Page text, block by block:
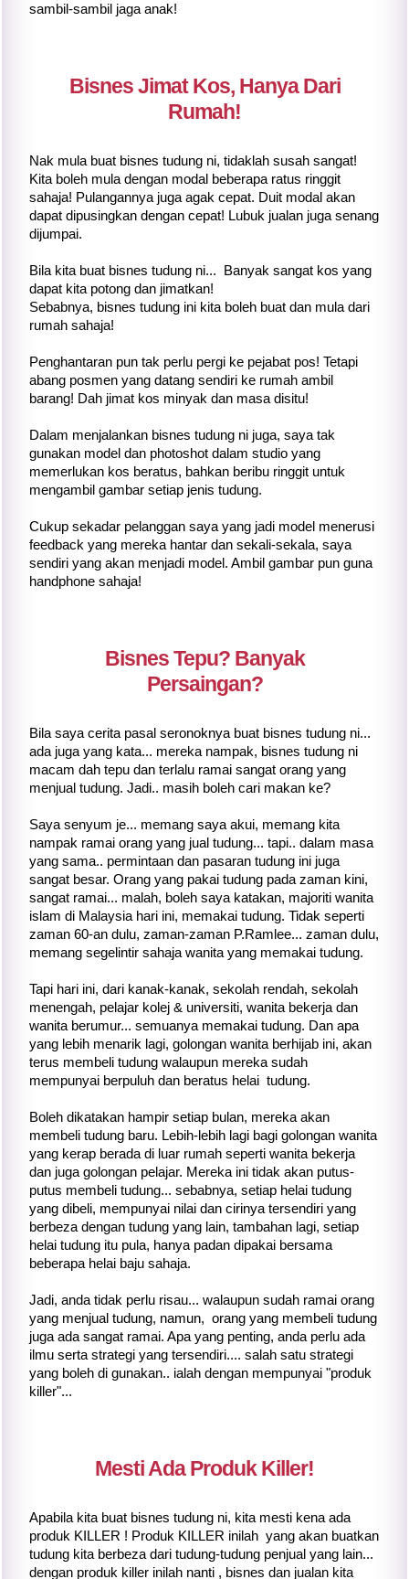
sambil-sambil jaga anak!
Bisnes Jimat Kos, Hanya Dari
Rumah!
Nak mula buat bisnes tudung ni, tidaklah susah sangat!
Kita boleh mula dengan modal beberapa ratus ringgit
sahaja! Pulangannya juga agak cepat. Duit modal akan
dapat dipusingkan dengan cepat! Lubuk jualan juga senang
dijumpai.
Bila kita buat bisnes tudung ni... Banyak sangat kos yang
dapat kita potong dan jimatkan!
Sebabnya, bisnes tudung ini kita boleh buat dan mula dari
rumah sahaja!
Penghantaran pun tak perlu pergi ke pejabat pos! Tetapi
abang posmen yang datang sendiri ke rumah ambil
barang! Dah jimat kos minyak dan masa disitu!
Dalam menjalankan bisnes tudung ni juga, saya tak
gunakan model dan photoshot dalam studio yang
memerlukan kos beratus, bahkan beribu ringgit untuk
mengambil gambar setiap jenis tudung.
Cukup sekadar pelanggan saya yang jadi model menerusi
feedback yang mereka hantar dan sekali-sekala, saya
sendiri yang akan menjadi model. Ambil gambar pun guna
handphone sahaja!
Bisnes Tepu? Banyak
Persaingan?
Bila saya cerita pasal seronoknya buat bisnes tudung ni...
ada juga yang kata... mereka nampak, bisnes tudung ni
macam dah tepu dan terlalu ramai sangat orang yang
menjual tudung. Jadi.. masih boleh cari makan ke?
Saya senyum je... memang saya akui, memang kita
nampak ramai orang yang jual tudung... tapi.. dalam masa
yang sama.. permintaan dan pasaran tudung ini juga
sangat besar. Orang yang pakai tudung pada zaman kini,
sangat ramai... malah, boleh saya katakan, majoriti wanita
islam di Malaysia hari ini, memakai tudung. Tidak seperti
zaman 60-an dulu, zaman-zaman P.Ramlee... zaman dulu,
memang segelintir sahaja wanita yang memakai tudung.
Tapi hari ini, dari kanak-kanak, sekolah rendah, sekolah
menengah, pelajar kolej & universiti, wanita bekerja dan
wanita berumur... semuanya memakai tudung. Dan apa
yang lebih menarik lagi, golongan wanita berhijab ini, akan
terus membeli tudung walaupun mereka sudah
mempunyai berpuluh dan beratus helai tudung.
Boleh dikatakan hampir setiap bulan, mereka akan
membeli tudung baru. Lebih-lebih lagi bagi golongan wanita
yang kerap berada di luar rumah seperti wanita bekerja
dan juga golongan pelajar. Mereka ini tidak akan putus-
putus membeli tudung... sebabnya, setiap helai tudung
yang dibeli, mempunyai nilai dan cirinya tersendiri yang
berbeza dengan tudung yang lain, tambahan lagi, setiap
helai tudung itu pula, hanya padan dipakai bersama
beberapa helai baju sahaja.
Jadi, anda tidak perlu risau... walaupun sudah ramai orang
yang menjual tudung, namun, orang yang membeli tudung
juga ada sangat ramai. Apa yang penting, anda perlu ada
ilmu serta strategi yang tersendiri.... salah satu strategi
yang boleh di gunakan.. ialah dengan mempunyai "produk
killer"...
Mesti Ada Produk Killer!
Apabila kita buat bisnes tudung ni, kita mesti kena ada
produk KILLER ! Produk KILLER inilah yang akan buatkan
tudung kita berbeza dari tudung-tudung penjual yang lain...
dengan produk killer inilah nanti , bisnes dan jualan kita